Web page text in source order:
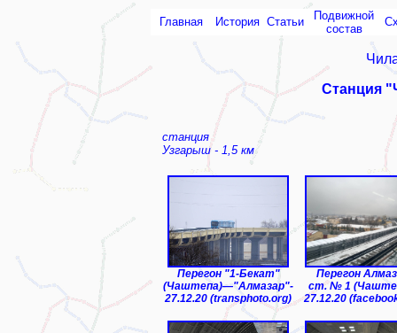
Главная История Статьи
Подвижной
состав
Станция
станция
Узгарыш - 1,5 км
Перегон "1-Бекат"
(Чаштепа)—"Алмазар"-
27.12.20 (transphoto.org)
Перегон
ст. № 1
27.12.20